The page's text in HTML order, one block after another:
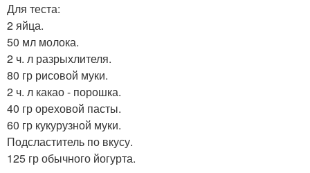
Для теста:
2 яйца.
50 мл молока.
2 ч. л разрыхлителя.
80 гр рисовой муки.
2 ч. л какао - порошка.
40 гр ореховой пасты.
60 гр кукурузной муки.
Подсластитель по вкусу.
125 гр обычного йогурта.